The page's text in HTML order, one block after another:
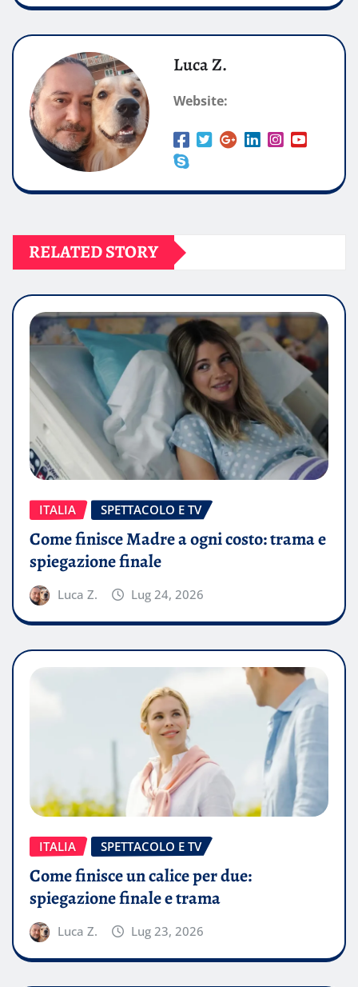
Luca Z.
Website:
RELATED STORY
ITALIA SPETTACOLO E TV
Come finisce Madre a ogni costo: trama e
spiegazione finale
Luca Z. Lug 24, 2026
ITALIA SPETTACOLO E TV
Come finisce un calice per due:
spiegazione finale e trama
Luca Z. Lug 23, 2026